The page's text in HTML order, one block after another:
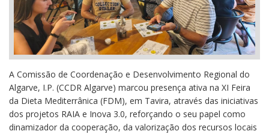
A Comissão de Coordenação e Desenvolvimento Regional do
Algarve, I.P. (CCDR Algarve) marcou presença ativa na XI Feira
da Dieta Mediterrânica (FDM), em Tavira, através das iniciativas
dos projetos RAIA e Inova 3.0, reforçando o seu papel como
dinamizador da cooperação, da valorização dos recursos locais